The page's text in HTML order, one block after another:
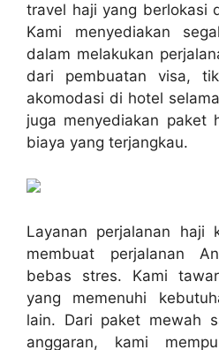
travel haji yang berlokasi
Kami menyediakan
dalam melakukan
dari pembuatan visa,
akomodasi di hotel
juga menyediakan paket
biaya yang terjangkau.
Layanan perjalanan haji
membuat perjalanan
bebas stres. Kami
yang memenuhi
lain. Dari paket mewah
anggaran, kami